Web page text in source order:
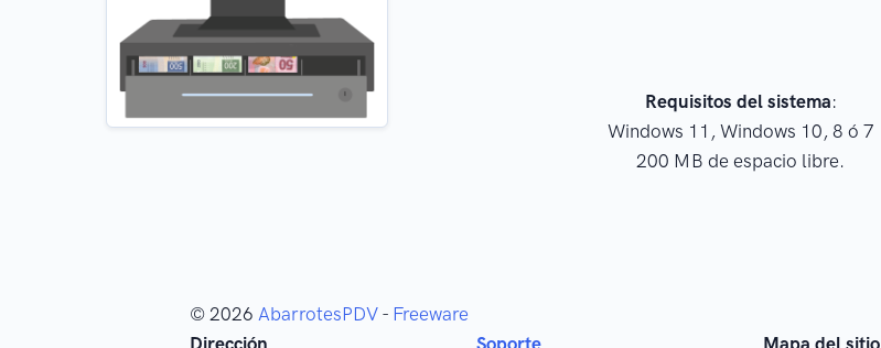
Requisitos del sistema:
Windows 11, Windows 10, 8 ó 7
200 MB de espacio libre.
© 2026 AbarrotesPDV - Freeware
Dirección
Soporte Mapa del sitio